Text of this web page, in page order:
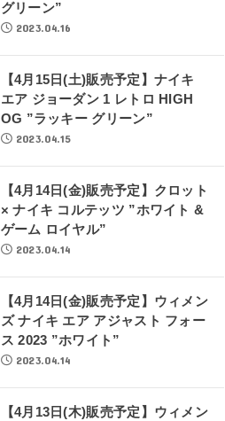
グリーン”
2023.04.16
【4月15日(土)販売予定】ナイキ
エア ジョーダン 1 レトロ HIGH
OG ”ラッキー グリーン”
2023.04.15
【4月14日(金)販売予定】クロット
× ナイキ コルテッツ ”ホワイト &
ゲーム ロイヤル”
2023.04.14
【4月14日(金)販売予定】ウィメン
ズ ナイキ エア アジャスト フォー
ス 2023 ”ホワイト”
2023.04.14
【4月13日(木)販売予定】ウィメン